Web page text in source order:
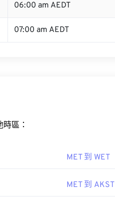
06:00 am AEDT
07:00 am AEDT
區：
MET 到 WET
MET 到 AKST